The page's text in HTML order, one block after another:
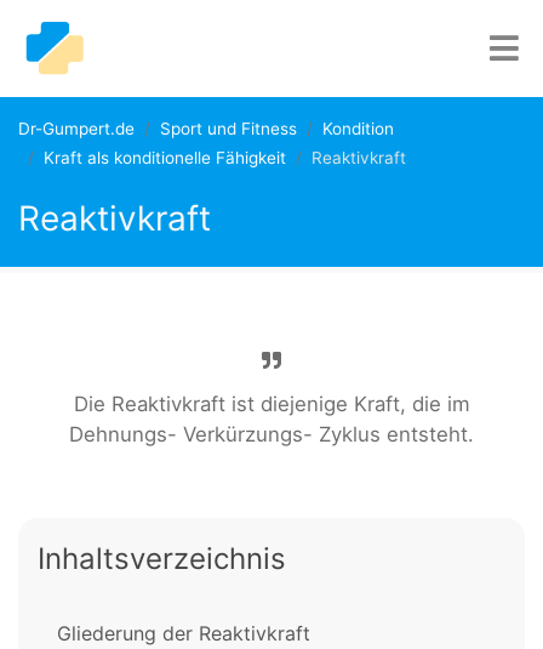
Dr-Gumpert.de Sport und Fitness
Kondition
Kraft als konditionelle Fähigkeit
Reaktivkraft
Reaktivkraft
Die Reaktivkraft ist diejenige Kraft, die im
Dehnungs- Verkürzungs- Zyklus entsteht.
Inhaltsverzeichnis
Gliederung der Reaktivkraft